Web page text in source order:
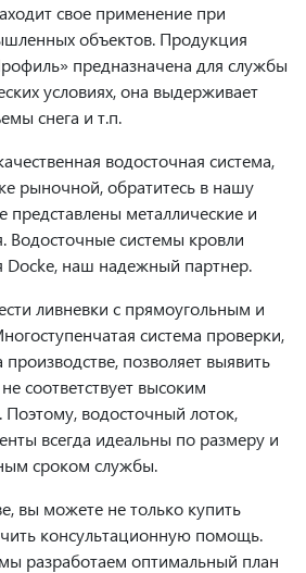
свое применение при
объектов. Продукция
предназначена для службы
условиях, она выдерживает
снега и т.п.
водосточная система,
рыночной, обратитесь в нашу
представлены металлические и
Водосточные системы кровли
Docke, наш надежный партнер.
ливневки с прямоугольным и
система проверки,
производстве, позволяет выявить
соответствует высоким
Поэтому, водосточный лоток,
всегда идеальны по размеру и
сроком службы.
вы можете не только купить
консультационную помощь.
разработаем оптимальный план